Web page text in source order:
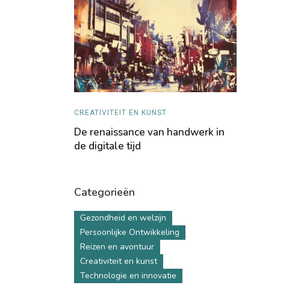
CREATIVITEIT EN KUNST
De renaissance van handwerk in
de digitale tijd
Categorieën
Gezondheid en welzijn
Persoonlijke Ontwikkeling
Reizen en avontuur
Creativiteit en kunst
Technologie en innovatie